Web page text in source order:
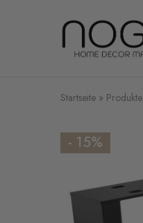
Experte
Metall
Startseite » Produkte
- 15%